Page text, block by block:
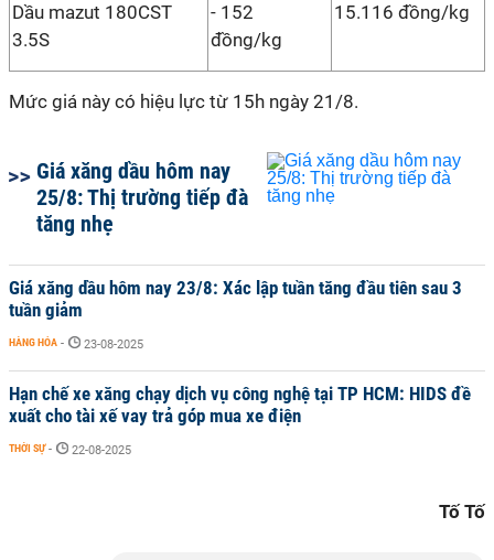
Dầu mazut 180CST
3.5S
- 152
đồng/kg
15.116 đồng/kg
Mức giá này có hiệu lực từ 15h ngày 21/8.
Giá xăng dầu hôm nay
25/8: Thị trường tiếp đà
tăng nhẹ
Giá xăng dầu hôm nay 23/8: Xác lập tuần tăng đầu tiên sau 3
tuần giảm
HÀNG HÓA - 23-08-2025
Hạn chế xe xăng chạy dịch vụ công nghệ tại TP HCM: HIDS đề
xuất cho tài xế vay trả góp mua xe điện
THỜI SỰ - 22-08-2025
Tố Tố